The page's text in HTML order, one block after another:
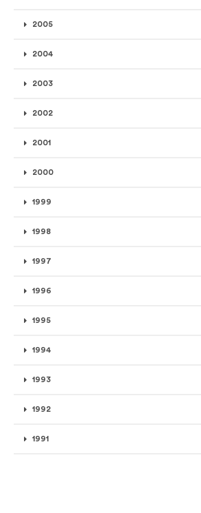
2005
2004
2003
2002
2001
2000
1999
1998
1997
1996
1995
1994
1993
1992
1991